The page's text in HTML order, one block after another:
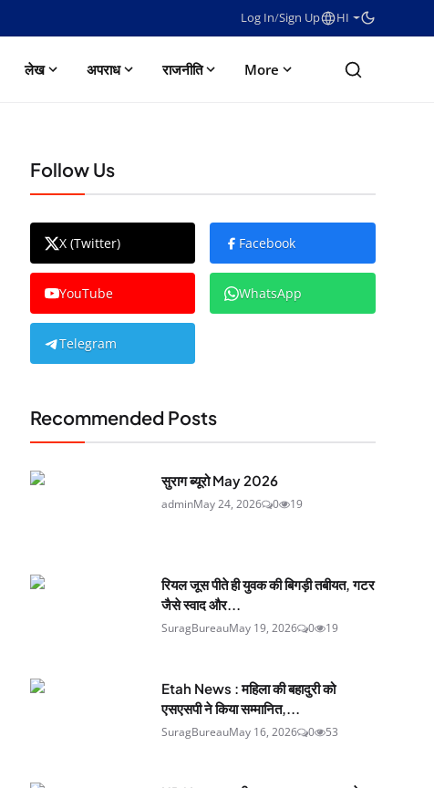
Log In/Sign Up HI
लेख अपराध राजनीति More
Follow Us
X (Twitter) Facebook
YouTube WhatsApp
Telegram
Recommended Posts
सुराग ब्यूरो May 2026
adminMay 24, 2026 0 19
रियल जूस पीते ही युवक की बिगड़ी तबीयत, गटर
जैसे स्वाद और...
SuragBureauMay 19, 2026 0 19
Etah News : महिला की बहादुरी को
एसएसपी ने किया सम्मानित,...
SuragBureauMay 16, 2026 0 53